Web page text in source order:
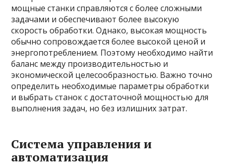
мощные станки справляются с более сложными
задачами и обеспечивают более высокую
скорость обработки. Однако, высокая мощность
обычно сопровождается более высокой ценой и
энергопотреблением. Поэтому необходимо найти
баланс между производительностью и
экономической целесообразностью. Важно точно
определить необходимые параметры обработки
и выбрать станок с достаточной мощностью для
выполнения задач, но без излишних затрат.
Система управления и
автоматизация